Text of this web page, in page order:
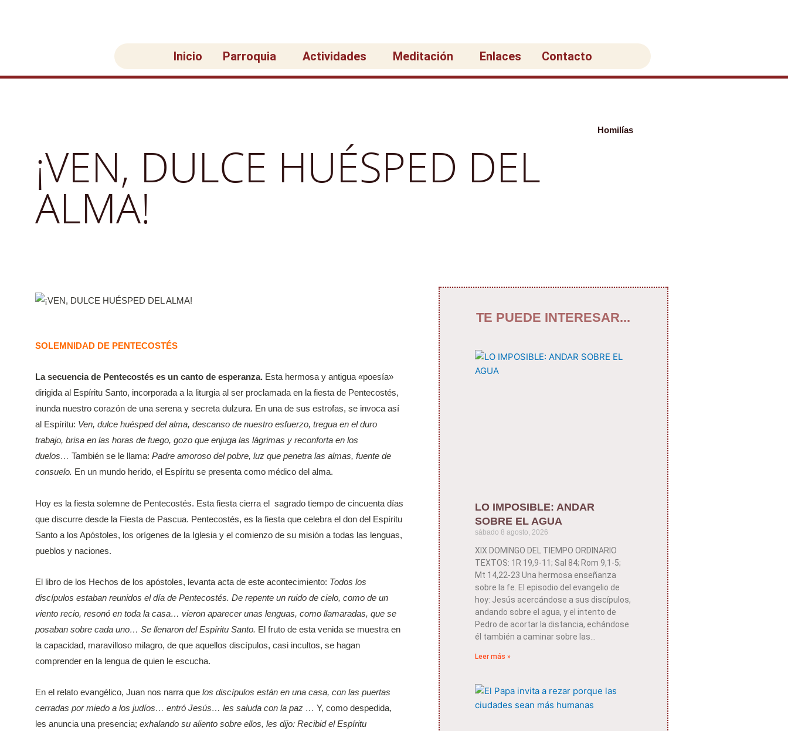
Inicio Parroquia Actividades Meditación Enlaces Contacto
Homilías
¡VEN, DULCE HUÉSPED DEL
ALMA!
SOLEMNIDAD DE PENTECOSTÉS
La secuencia de Pentecostés es un canto de esperanza. Esta hermosa y antigua «poesía»
dirigida al Espíritu Santo, incorporada a la liturgia al ser proclamada en la fiesta de Pentecostés,
inunda nuestro corazón de una serena y secreta dulzura. En una de sus estrofas, se invoca así
al Espíritu: Ven, dulce huésped del alma, descanso de nuestro esfuerzo, tregua en el duro
trabajo, brisa en las horas de fuego, gozo que enjuga las lágrimas y reconforta en los
duelos… También se le llama: Padre amoroso del pobre, luz que penetra las almas, fuente de
consuelo. En un mundo herido, el Espíritu se presenta como médico del alma.
Hoy es la fiesta solemne de Pentecostés. Esta fiesta cierra el sagrado tiempo de cincuenta días
que discurre desde la Fiesta de Pascua. Pentecostés, es la fiesta que celebra el don del Espíritu
Santo a los Apóstoles, los orígenes de la Iglesia y el comienzo de su misión a todas las lenguas,
pueblos y naciones.
El libro de los Hechos de los apóstoles, levanta acta de este acontecimiento: Todos los
discípulos estaban reunidos el día de Pentecostés. De repente un ruido de cielo, como de un
viento recio, resonó en toda la casa… vieron aparecer unas lenguas, como llamaradas, que se
posaban sobre cada uno… Se llenaron del Espíritu Santo. El fruto de esta venida se muestra en
la capacidad, maravilloso milagro, de que aquellos discípulos, casi incultos, se hagan
comprender en la lengua de quien le escucha.
En el relato evangélico, Juan nos narra que los discípulos están en una casa, con las puertas
cerradas por miedo a los judíos… entró Jesús… les saluda con la paz … Y, como despedida,
les anuncia una presencia; exhalando su aliento sobre ellos, les dijo: Recibid el Espíritu
TE PUEDE INTERESAR...
LO IMPOSIBLE: ANDAR
SOBRE EL AGUA
sábado 8 agosto, 2026
XIX DOMINGO DEL TIEMPO ORDINARIO
TEXTOS: 1R 19,9-11; Sal 84; Rom 9,1-5;
Mt 14,22-23 Una hermosa enseñanza
sobre la fe. El episodio del evangelio de
hoy: Jesús acercándose a sus discípulos,
andando sobre el agua, y el intento de
Pedro de acortar la distancia, echándose
él también a caminar sobre las
Leer más »